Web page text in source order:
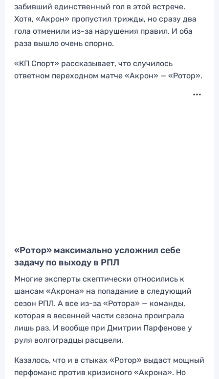
забивший единственный гол в этой встрече.
Хотя, «Акрон» пропустил трижды, но сразу два
гола отменили из-за нарушения правил. И оба
раза вышло очень спорно.
«КП Спорт» рассказывает, что случилось
ответном переходном матче «Акрон» — «Ротор».
«Ротор» максимально усложнил себе
задачу по выходу в РПЛ
Многие эксперты скептически относились к
шансам «Акрона» на попадание в следующий
сезон РПЛ. А все из-за «Ротора» — команды,
которая в весенней части сезона проиграла
лишь раз. И вообще при Дмитрии Парфенове у
руля волгоградцы расцвели.
Казалось, что и в стыках «Ротор» выдаст мощный
перфоманс против кризисного «Акрона». Но